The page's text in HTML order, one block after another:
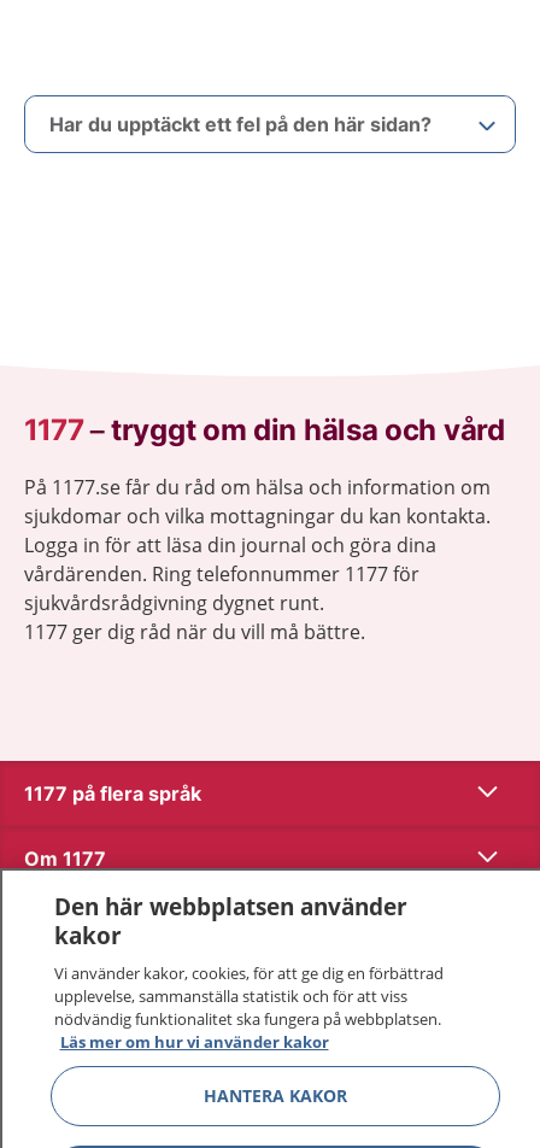
Har du upptäckt ett fel på den här sidan?
1177–tryggt om din hälsa och vård
På 1177.se får du råd om hälsa och information om
sjukdomar och vilka mottagningar du kan kontakta.
Logga in för att läsa din journal och göra dina
vårdärenden. Ring telefonnummer 1177 för
sjukvårdsrådgivning dygnet runt.
1177 ger dig råd när du vill må bättre.
1177 på flera språk Visa
Om 1177 Visa
Kontakt
Behandling av personuppgifter
Hantering av kakor
Inställningar för kakor
Den här webbplatsen använder
kakor
Vi använder kakor, cookies, för att ge dig en förbättrad
upplevelse, sammanställa statistik och för att viss
nödvändig funktionalitet ska fungera på webbplatsen.
Läs mer om hur vi använder kakor
HANTERA KAKOR